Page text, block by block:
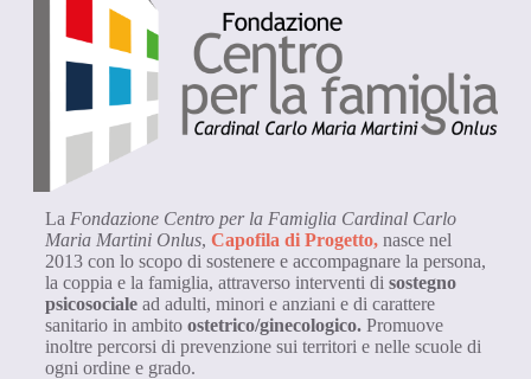
La Fondazione Centro per la Famiglia Cardinal Carlo
Maria Martini Onlus, Capofila di Progetto, nasce nel
2013 con lo scopo di sostenere e accompagnare la persona,
la coppia e la famiglia, attraverso interventi di sostegno
psicosociale ad adulti, minori e anziani e di carattere
sanitario in ambito ostetrico/ginecologico. Promuove
inoltre percorsi di prevenzione sui territori e nelle scuole di
ogni ordine e grado.